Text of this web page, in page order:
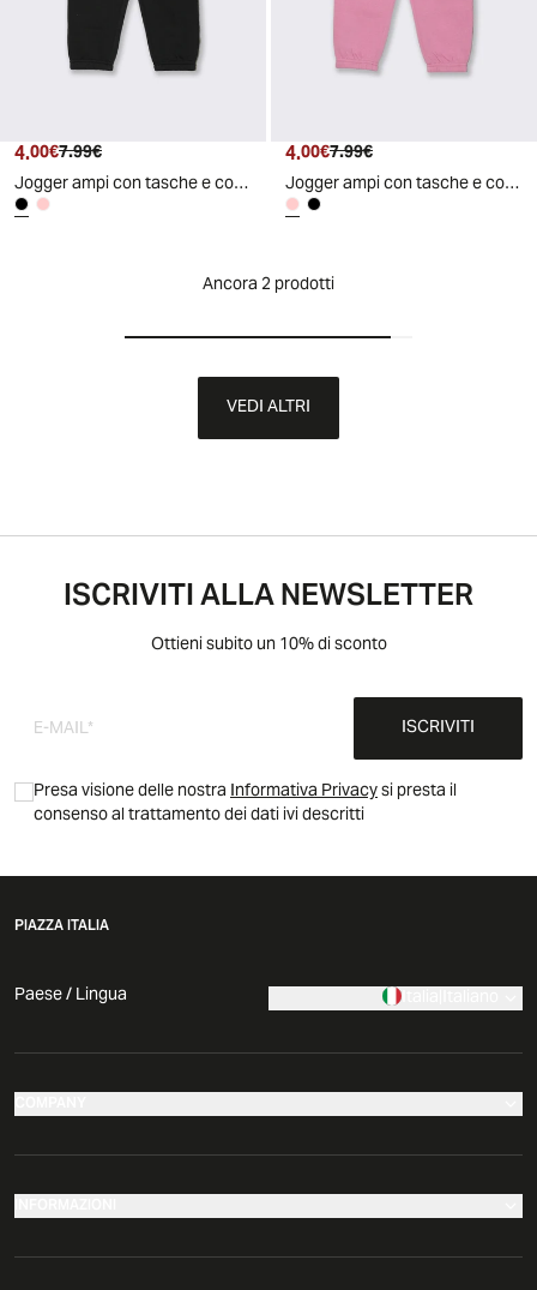
Prezzo attuale
4.00€ Prezzo originale
7.99€
Jogger ampi con tasche e coulisse - Nero
Prezzo attuale
4.00€ Prezzo originale
7.99€
Jogger ampi con tasche e coulisse - Rosa candy
Ancora 2 prodotti
VEDI ALTRI
ISCRIVITI ALLA NEWSLETTER
Ottieni subito un 10% di sconto
ISCRIVITI
Presa visione delle nostraInformativa Privacysi presta il
consenso al trattamento dei dati ivi descritti
PIAZZA ITALIA
Paese / Lingua Italia|Italiano
I nostri negozi
Azienda